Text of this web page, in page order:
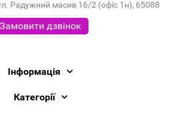
Радужний масив 16/2 (офіс 1н), 65088
Замовити дзвінок
Інформація
Категорії